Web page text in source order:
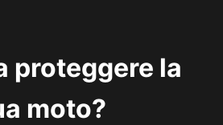
proteggere la
moto?